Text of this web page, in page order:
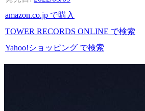
amazon.co.jp で購入
TOWER RECORDS ONLINE で検索
Yahoo!ショッピング で検索